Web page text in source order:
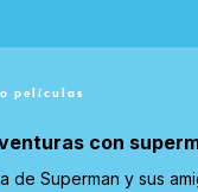
películas
con
de Superman y sus